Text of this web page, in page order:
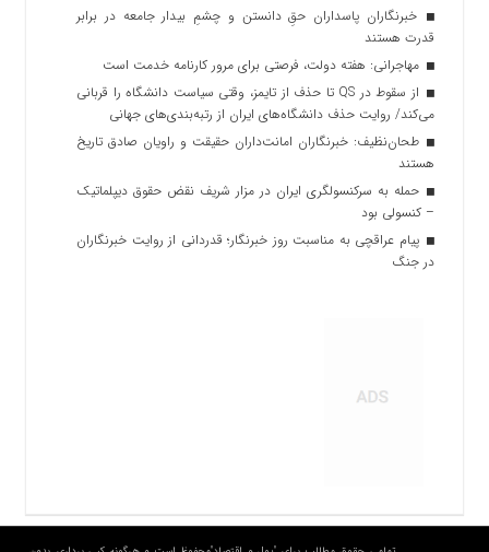
‏خبرنگاران پاسداران حقِ دانستن و چشمِ بیدار جامعه در برابر
قدرت هستند
مهاجرانی: هفته دولت، فرصتی برای مرور کارنامه خدمت است
از سقوط در QS تا حذف از تایمز، وقتی سیاست دانشگاه را قربانی
می‌کند/ روایت حذف دانشگاه‌های ایران از رتبه‌بندی‌های جهانی
طحان‌نظیف: خبرنگاران امانت‌داران حقیقت و راویان صادق تاریخ‌
هستند
حمله به سرکنسولگری ایران در مزار شریف نقض حقوق دیپلماتیک
– کنسولی بود
پیام عراقچی به مناسبت روز خبرنگار؛ قدردانی از روایت خبرنگاران
در جنگ